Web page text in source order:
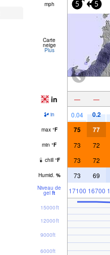
mph 5 5
Carte
neige
Plus
in — —
in 0.04 0.2
max °F 75 77
min °F 73 72
chill °F 73 72
Humid. % 73 69
Niveau de
gel ft 17100 16700
6000ft
9000ft
12000ft
15000ft